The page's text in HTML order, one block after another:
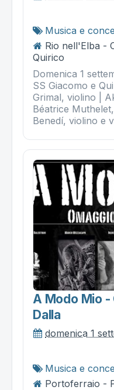
Musica e
Rio nell'Elba -
Quirico
Domenica 1
SS Giacomo e
Grimal, violino |
Béatrice
Benedí, violino e
A Modo Mio -
Dalla
domenica 1
Musica e
Portoferraio -